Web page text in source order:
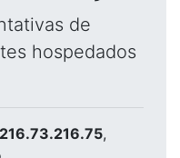
de
hospedados
216.73.216.75,